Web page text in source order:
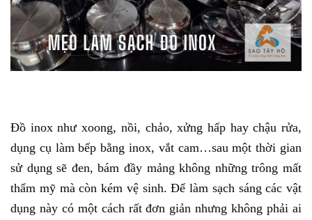
Đồ inox như xoong, nồi, chảo, xửng hấp hay chậu rửa,
dụng cụ làm bếp bằng inox, vắt cam…sau một thời gian
sử dụng sẽ đen, bám đầy mảng không những trông mất
thẩm mỹ mà còn kém vệ sinh. Để làm sạch sáng các vật
dụng này có một cách rất đơn giản nhưng không phải ai